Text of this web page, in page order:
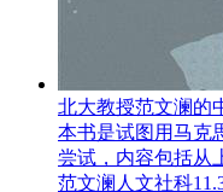
北大教授范文澜的
本书是试图用马克
尝试，内容包括从
范文澜 人文社科